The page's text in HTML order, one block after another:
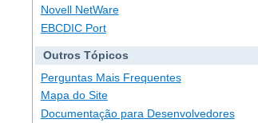
Novell NetWare
EBCDIC Port
Outros Tópicos
Perguntas Mais Frequentes
Mapa do Site
Documentação para Desenvolvedores